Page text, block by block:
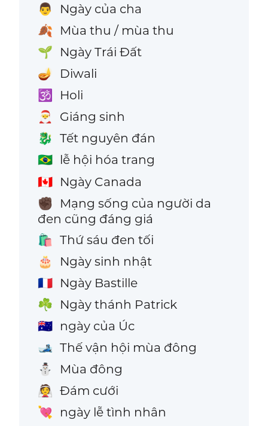
👨 Ngày của cha
🍂 Mùa thu / mùa thu
🌱 Ngày Trái Đất
🪔 Diwali
🕉️ Holi
🎅 Giáng sinh
🐉 Tết nguyên đán
🇧🇷 lễ hội hóa trang
🇨🇦 Ngày Canada
✊🏿
Mạng sống của người da
đen cũng đáng giá
🛍️ Thứ sáu đen tối
🎂 Ngày sinh nhật
🇫🇷 Ngày Bastille
☘️ Ngày thánh Patrick
🇦🇺 ngày của Úc
🎿 Thế vận hội mùa đông
⛄ Mùa đông
👰 Đám cưới
💘 ngày lễ tình nhân